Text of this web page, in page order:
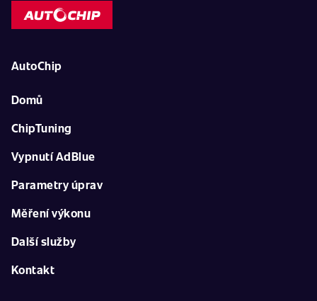
AutoChip
Domů
ChipTuning
Vypnutí AdBlue
Parametry úprav
Měření výkonu
Další služby
Kontakt